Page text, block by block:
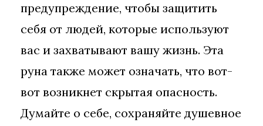
предупреждение, чтобы защитить
себя от людей, которые используют
вас и захватывают вашу жизнь. Эта
руна также может означать, что вот-
вот возникнет скрытая опасность.
Думайте о себе, сохраняйте душевное